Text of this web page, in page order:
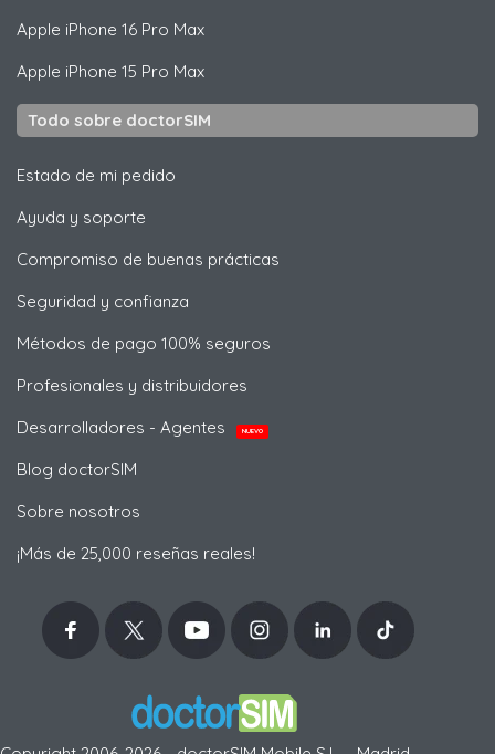
Apple iPhone 16 Pro Max
Apple iPhone 15 Pro Max
Todo sobre doctorSIM
Estado de mi pedido
Ayuda y soporte
Compromiso de buenas prácticas
Seguridad y confianza
Métodos de pago 100% seguros
Profesionales y distribuidores
Desarrolladores - Agentes
NUEVO
Blog doctorSIM
Sobre nosotros
¡Más de 25,000 reseñas reales!